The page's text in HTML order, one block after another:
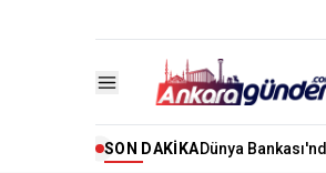
SON DAKIKADünya